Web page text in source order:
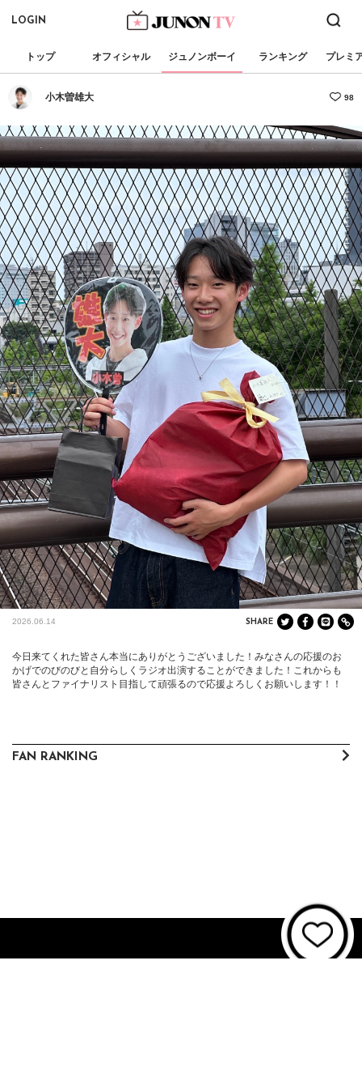
LOGIN
トップ オフィシャル ジュノンボーイ ランキング プレミ
小木曽雄大 98
2026.06.14 SHARE
今日来てくれた皆さん本当にありがとうございました！みなさんの応援のお
かげでのびのびと自分らしくラジオ出演することができました！これからも
皆さんとファイナリスト目指して頑張るので応援よろしくお願いします！！
FAN RANKING
About JUNON TV お問い合わせ FAQ 利用規約
個人情報保護方針